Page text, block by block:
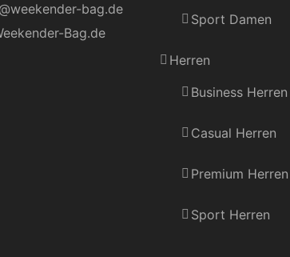
bag.de
Bag.de
Sport Damen
Herren
Business Herren
Casual Herren
Premium Herren
Sport Herren